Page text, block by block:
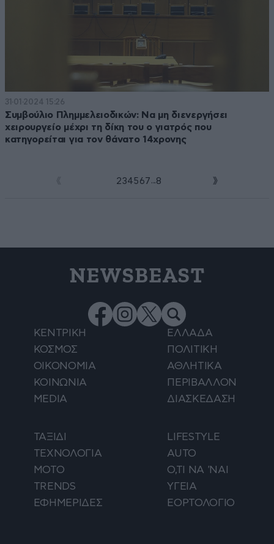
31·01·2024 15:26
Συμβούλιο Πλημμελειοδικών: Να μη διενεργήσει
χειρουργείο μέχρι τη δίκη του ο γιατρός που
κατηγορείται για τον θάνατο 14χρονης
234 5 6 7 ...8
NEWSBEAST
ΚΕΝΤΡΙΚΗ
ΕΛΛΑΔΑ
ΚΟΣΜΟΣ
ΠΟΛΙΤΙΚΗ
ΟΙΚΟΝΟΜΙΑ
ΑΘΛΗΤΙΚΑ
ΚΟΙΝΩΝΙΑ
ΠΕΡΙΒΑΛΛΟΝ
MEDIA
ΔΙΑΣΚΕΔΑΣΗ
ΤΑΞΙΔΙ
LIFESTYLE
ΤΕΧΝΟΛΟΓΙΑ
AUTO
ΜΟΤΟ
Ο,ΤΙ ΝΑ 'ΝΑΙ
TRENDS
ΥΓΕΙΑ
ΕΦΗΜΕΡΙΔΕΣ
ΕΟΡΤΟΛΟΓΙΟ